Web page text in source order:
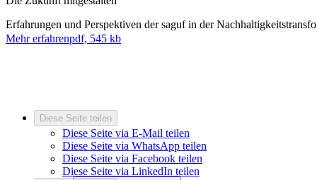
Erfahrungen und Perspektiven der saguf in der
Mehr erfahrenpdf, 545 kb
Diese Seite teilen
Diese Seite via E-Mail teilen
Diese Seite via WhatsApp teilen
Diese Seite via Facebook teilen
Diese Seite via LinkedIn teilen